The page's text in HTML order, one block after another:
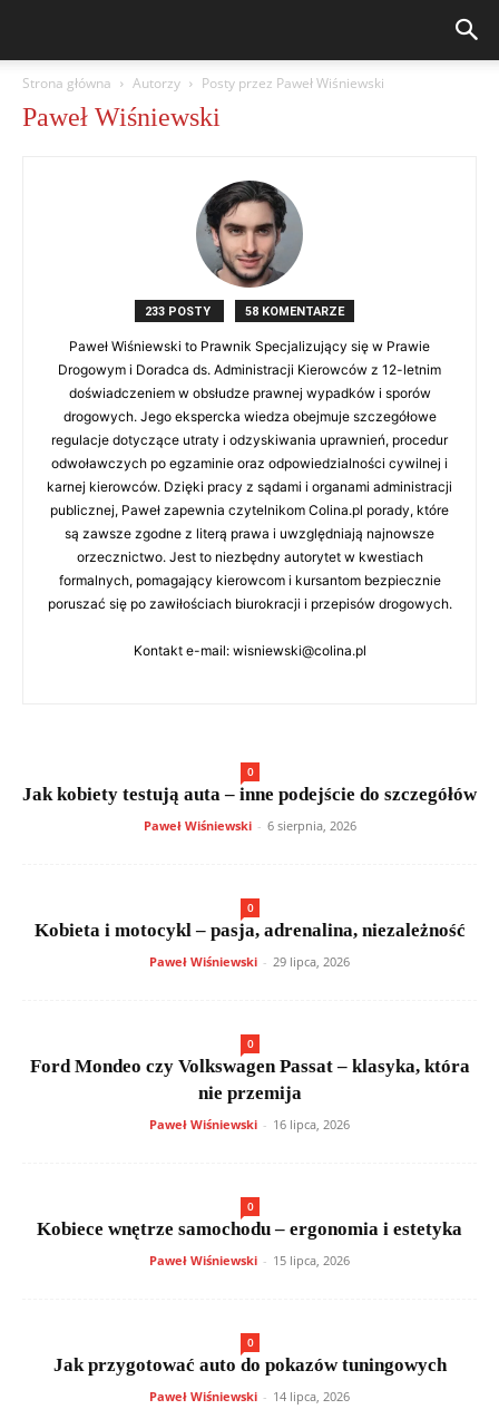
Strona główna Autorzy Posty przez Paweł Wiśniewski
Paweł Wiśniewski
233 POSTY 58 KOMENTARZE
Paweł Wiśniewski to Prawnik Specjalizujący się w Prawie
Drogowym i Doradca ds. Administracji Kierowców z 12-letnim
doświadczeniem w obsłudze prawnej wypadków i sporów
drogowych. Jego ekspercka wiedza obejmuje szczegółowe
regulacje dotyczące utraty i odzyskiwania uprawnień, procedur
odwoławczych po egzaminie oraz odpowiedzialności cywilnej i
karnej kierowców. Dzięki pracy z sądami i organami administracji
publicznej, Paweł zapewnia czytelnikom Colina.pl porady, które
są zawsze zgodne z literą prawa i uwzględniają najnowsze
orzecznictwo. Jest to niezbędny autorytet w kwestiach
formalnych, pomagający kierowcom i kursantom bezpiecznie
poruszać się po zawiłościach biurokracji i przepisów drogowych.
Kontakt e-mail: wisniewski@colina.pl
0
Jak kobiety testują auta – inne podejście do szczegółów
Paweł Wiśniewski - 6 sierpnia, 2026
0
Kobieta i motocykl – pasja, adrenalina, niezależność
Paweł Wiśniewski - 29 lipca, 2026
0
Ford Mondeo czy Volkswagen Passat – klasyka, która
nie przemija
Paweł Wiśniewski - 16 lipca, 2026
0
Kobiece wnętrze samochodu – ergonomia i estetyka
Paweł Wiśniewski - 15 lipca, 2026
0
Jak przygotować auto do pokazów tuningowych
Paweł Wiśniewski - 14 lipca, 2026